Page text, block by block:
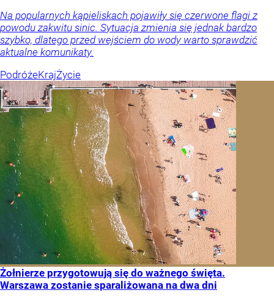
Na popularnych kąpieliskach pojawiły się czerwone flagi z
powodu zakwitu sinic. Sytuacja zmienia się jednak bardzo
szybko, dlatego przed wejściem do wody warto sprawdzić
aktualne komunikaty.
PodróżeKrajŻycie
Żołnierze przygotowują się do ważnego święta.
Warszawa zostanie sparaliżowana na dwa dni